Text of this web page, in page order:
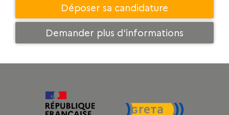
Déposer sa candidature
Demander plus d'informations